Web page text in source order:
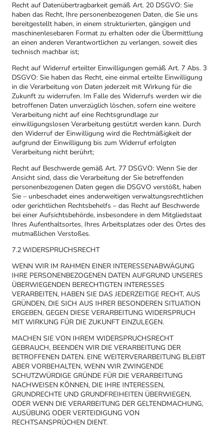
Recht auf Datenübertragbarkeit gemäß Art. 20 DSGVO: Sie
haben das Recht, Ihre personenbezogenen Daten, die Sie uns
bereitgestellt haben, in einem strukturierten, gängigen und
maschinenlesebaren Format zu erhalten oder die Übermittlung
an einen anderen Verantwortlichen zu verlangen, soweit dies
technisch machbar ist;
Recht auf Widerruf erteilter Einwilligungen gemäß Art. 7 Abs. 3
DSGVO: Sie haben das Recht, eine einmal erteilte Einwilligung
in die Verarbeitung von Daten jederzeit mit Wirkung für die
Zukunft zu widerrufen. Im Falle des Widerrufs werden wir die
betroffenen Daten unverzüglich löschen, sofern eine weitere
Verarbeitung nicht auf eine Rechtsgrundlage zur
einwilligungslosen Verarbeitung gestützt werden kann. Durch
den Widerruf der Einwilligung wird die Rechtmäßigkeit der
aufgrund der Einwilligung bis zum Widerruf erfolgten
Verarbeitung nicht berührt;
Recht auf Beschwerde gemäß Art. 77 DSGVO: Wenn Sie der
Ansicht sind, dass die Verarbeitung der Sie betreffenden
personenbezogenen Daten gegen die DSGVO verstößt, haben
Sie – unbeschadet eines anderweitigen verwaltungsrechtlichen
oder gerichtlichen Rechtsbehelfs – das Recht auf Beschwerde
bei einer Aufsichtsbehörde, insbesondere in dem Mitgliedstaat
Ihres Aufenthaltsortes, Ihres Arbeitsplatzes oder des Ortes des
mutmaßlichen Verstoßes.
7.2 WIDERSPRUCHSRECHT
WENN WIR IM RAHMEN EINER INTERESSENABWÄGUNG
IHRE PERSONENBEZOGENEN DATEN AUFGRUND UNSERES
ÜBERWIEGENDEN BERECHTIGTEN INTERESSES
VERARBEITEN, HABEN SIE DAS JEDERZEITIGE RECHT, AUS
GRÜNDEN, DIE SICH AUS IHRER BESONDEREN SITUATION
ERGEBEN, GEGEN DIESE VERARBEITUNG WIDERSPRUCH
MIT WIRKUNG FÜR DIE ZUKUNFT EINZULEGEN.
MACHEN SIE VON IHREM WIDERSPRUCHSRECHT
GEBRAUCH, BEENDEN WIR DIE VERARBEITUNG DER
BETROFFENEN DATEN. EINE WEITERVERARBEITUNG BLEIBT
ABER VORBEHALTEN, WENN WIR ZWINGENDE
SCHUTZWÜRDIGE GRÜNDE FÜR DIE VERARBEITUNG
NACHWEISEN KÖNNEN, DIE IHRE INTERESSEN,
GRUNDRECHTE UND GRUNDFREIHEITEN ÜBERWIEGEN,
ODER WENN DIE VERARBEITUNG DER GELTENDMACHUNG,
AUSÜBUNG ODER VERTEIDIGUNG VON
RECHTSANSPRÜCHEN DIENT.